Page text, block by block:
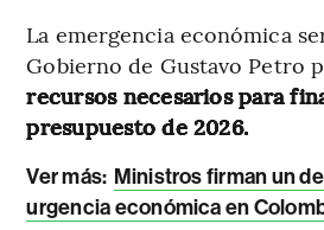
La emergencia económica
Gobierno de Gustavo Petro
recursos necesarios para
presupuesto de 2026.
Ver más: Ministros firman un
urgencia económica en